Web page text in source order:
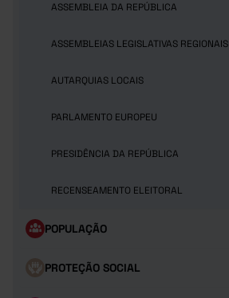
ASSEMBLEIA DA REPÚBLICA
ASSEMBLEIAS LEGISLATIVAS REGIONAIS
AUTARQUIAS LOCAIS
PARLAMENTO EUROPEU
PRESIDÊNCIA DA REPÚBLICA
RECENSEAMENTO ELEITORAL
POPULAÇÃO
PROTEÇÃO SOCIAL